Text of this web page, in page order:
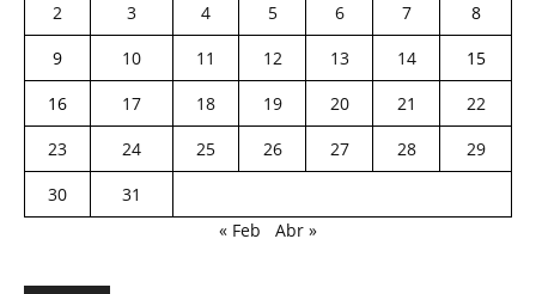
2
3 4 5 6 7
8
9
10 11 12 13 14
15
16
17 18 19 20 21
22
23
24 25 26 27 28
29
30
31
« Feb
Abr »